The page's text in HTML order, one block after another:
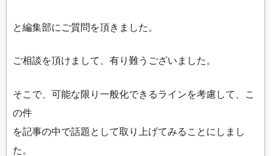
と編集部にご質問を頂きました。
ご相談を頂けまして、有り難うございました。
そこで、可能な限り一般化できるラインを考慮して、こ
の件
を記事の中で話題として取り上げてみることにしまし
た。